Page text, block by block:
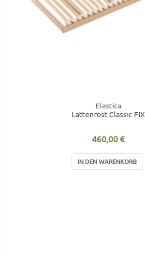
Elastica
Lattenrost Classic FIX
460,00 €
IN DEN WARENKORB